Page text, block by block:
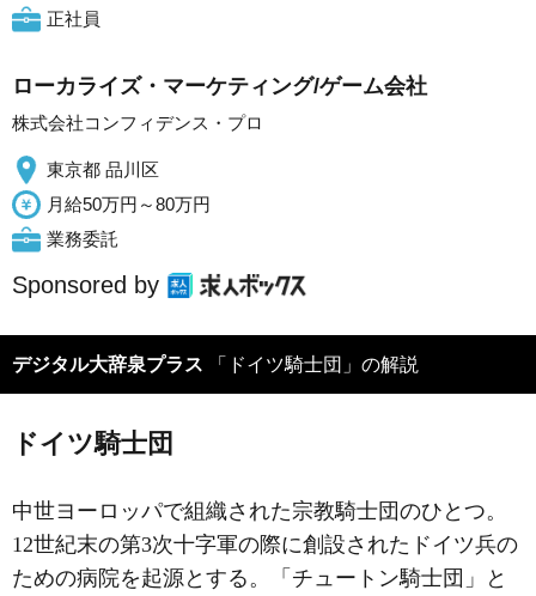
正社員
ローカライズ・マーケティング/ゲーム会社
株式会社コンフィデンス・プロ
東京都 品川区
月給50万円～80万円
業務委託
Sponsored by
デジタル大辞泉プラス 「ドイツ騎士団」の解説
ドイツ騎士団
中世ヨーロッパで組織された宗教騎士団のひとつ。
12世紀末の第3次十字軍の際に創設されたドイツ兵の
ための病院を起源とする。「チュートン騎士団」と